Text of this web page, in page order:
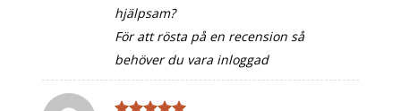
hjälpsam?
För att rösta på en recension så
behöver du vara inloggad